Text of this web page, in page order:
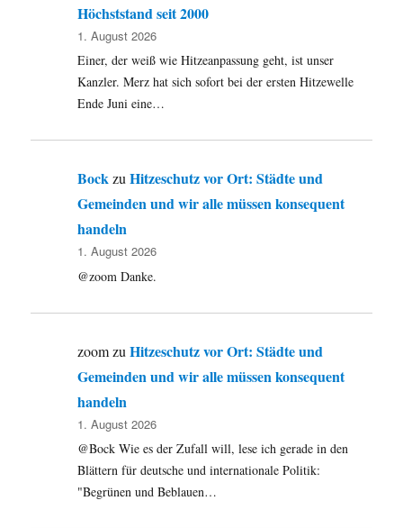
Höchststand seit 2000
1. August 2026
Einer, der weiß wie Hitzeanpassung geht, ist unser
Kanzler. Merz hat sich sofort bei der ersten Hitzewelle
Ende Juni eine…
BockzuHitzeschutz vor Ort: Städte und
Gemeinden und wir alle müssen konsequent
handeln
1. August 2026
@zoom Danke.
zoomzuHitzeschutz vor Ort: Städte und
Gemeinden und wir alle müssen konsequent
handeln
1. August 2026
@Bock Wie es der Zufall will, lese ich gerade in den
Blättern für deutsche und internationale Politik:
"Begrünen und Beblauen…